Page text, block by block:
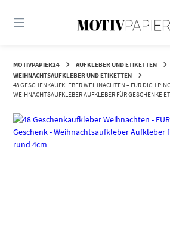
zum
MOTIVPAPIER24
AUFKLEBER UND ETIKETTEN
WEIHNACHTSAUFKLEBER UND ETIKETTEN
48 GESCHENKAUFKLEBER WEIHNACHTEN – FÜR DICH
WEIHNACHTSAUFKLEBER AUFKLEBER FÜR GESCHENKE